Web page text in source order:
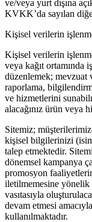
ve/veya yurt dışına
KVKK’da sayılan
Kişisel verilerin
Kişisel verilerin
veya kağıt ortamında
düzenlemek;
raporlama,
ve hizmetlerini
alacağınız ürün veya
Sitemiz;
kişisel bilgilerinizi
talep etmektedir.
dönemsel kampanya
promosyon
iletilmemesine yönelik
vasıtasıyla
devam etmesi
kullanılmaktadır.